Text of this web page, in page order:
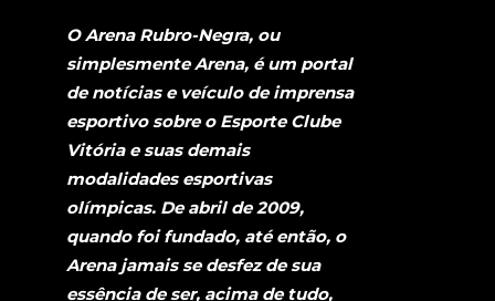
O Arena Rubro-Negra, ou
simplesmente Arena, é um portal
de notícias e veículo de imprensa
esportivo sobre o Esporte Clube
Vitória e suas demais
modalidades esportivas
olímpicas. De abril de 2009,
quando foi fundado, até então, o
Arena jamais se desfez de sua
essência de ser, acima de tudo,